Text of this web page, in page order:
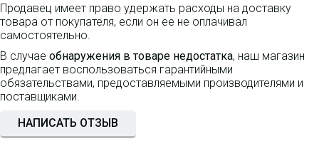
Продавец имеет право удержать расходы на доставку
товара от покупателя, если он ее не оплачивал
самостоятельно.
В случае обнаружения в товаре недостатка, наш магазин
предлагает воспользоваться гарантийными
обязательствами, предоставляемыми производителями и
поставщиками.
НАПИСАТЬ ОТЗЫВ